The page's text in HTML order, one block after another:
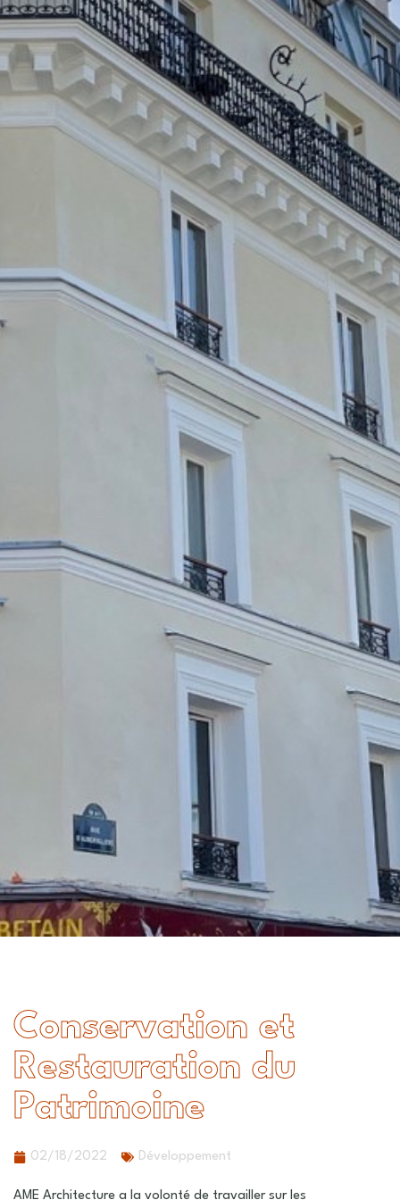
Conservation et
Restauration du
Patrimoine
02/18/2022 Développement
AME Architecture a la volonté de travailler sur les